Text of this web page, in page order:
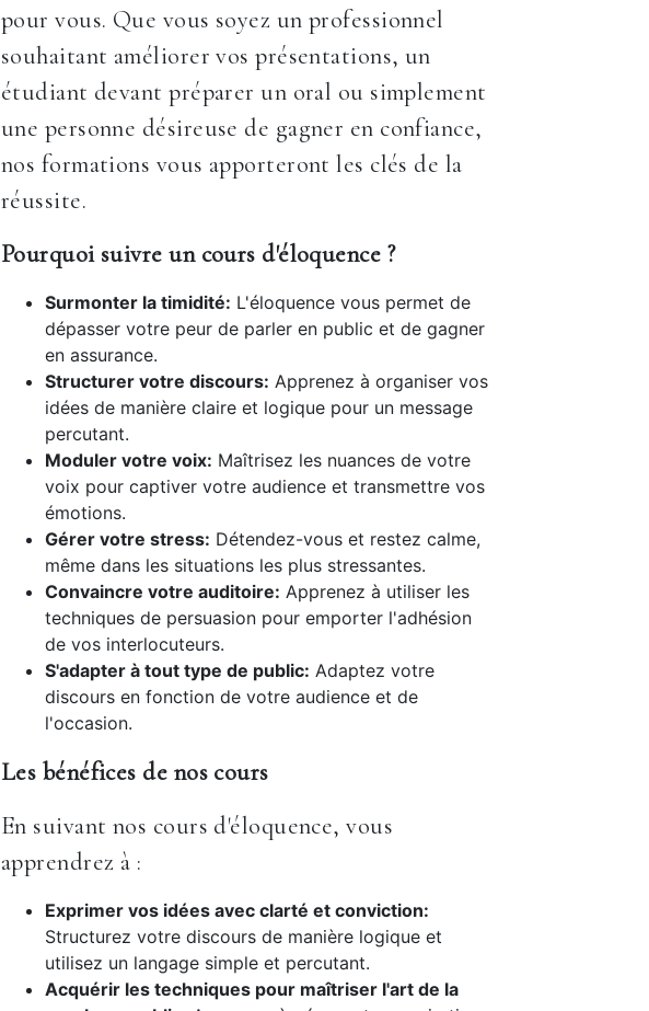
pour vous. Que vous soyez un professionnel
souhaitant améliorer vos présentations, un
étudiant devant préparer un oral ou simplement
une personne désireuse de gagner en confiance,
nos formations vous apporteront les clés de la
réussite.
Pourquoi suivre un cours d'éloquence ?
Surmonter la timidité: L'éloquence vous permet de
dépasser votre peur de parler en public et de gagner
en assurance.
Structurer votre discours: Apprenez à organiser vos
idées de manière claire et logique pour un message
percutant.
Moduler votre voix: Maîtrisez les nuances de votre
voix pour captiver votre audience et transmettre vos
émotions.
Gérer votre stress: Détendez-vous et restez calme,
même dans les situations les plus stressantes.
Convaincre votre auditoire: Apprenez à utiliser les
techniques de persuasion pour emporter l'adhésion
de vos interlocuteurs.
S'adapter à tout type de public: Adaptez votre
discours en fonction de votre audience et de
l'occasion.
Les bénéfices de nos cours
En suivant nos cours d'éloquence, vous
apprendrez à :
Exprimer vos idées avec clarté et conviction:
Structurez votre discours de manière logique et
utilisez un langage simple et percutant.
Acquérir les techniques pour maîtriser l'art de la